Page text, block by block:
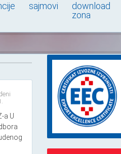
sajmovi
download
zona
a U